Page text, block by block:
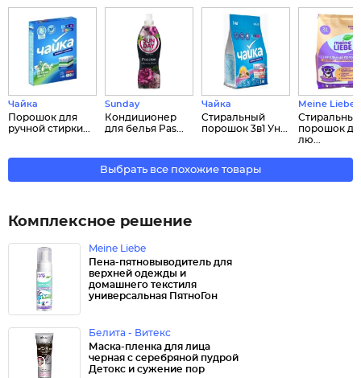
Чайка
Порошок для
ручной стирки...
Sunday
Кондиционер
для белья Pas...
Чайка
Стиральный
порошок 3в1 Ун...
Meine Liebe
Стиральный
порошок
лю...
Выбрать все похожие товары
Комплексное решение
Meine Liebe
Пена-пятновыводитель для
верхней одежды и
домашнего текстиля
универсальная ПятноГон
Белита - Витекс
Маска-пленка для лица
черная с серебряной пудрой
Детокс и сужение пор